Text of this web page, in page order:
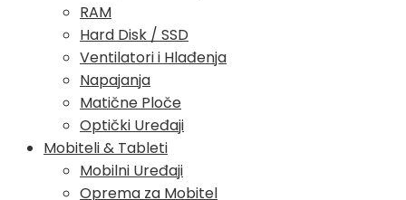
RAM
Hard Disk / SSD
Ventilatori i Hlađenja
Napajanja
Matične Ploče
Optički Uređaji
Mobiteli & Tableti
Mobilni Uređaji
Oprema za Mobitel